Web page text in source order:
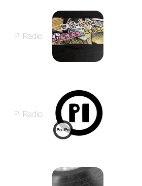
Pi Radio
Pi Radio